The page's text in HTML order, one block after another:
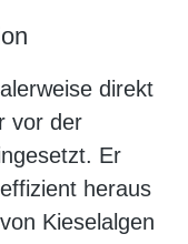
direkt
vor der
Er
heraus
Kieselalgen